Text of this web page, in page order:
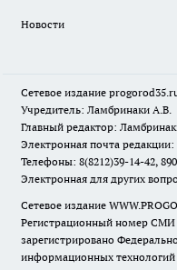
Новости
Сетевое издание progorod35.r
Учредитель: Ламбринаки А.В.
Главный редактор:
Электронная почта редакции:
Телефоны: 8(8212)39-14-42,
Электронная для других
Сетевое издание
Регистрационный номер СМИ
зарегистрировано
информационных